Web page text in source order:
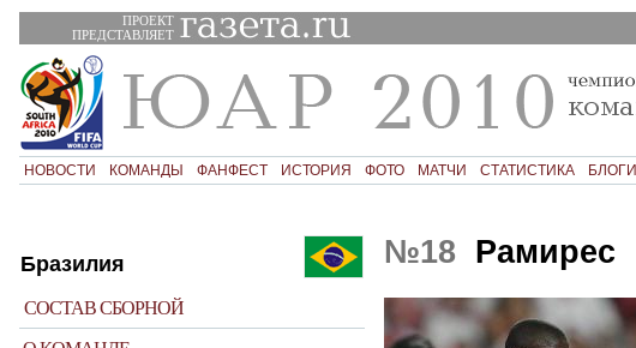
ПРОЕКТ
ПРЕДСТАВЛЯЕТ
НОВОСТИ КОМАНДЫ ФАНФЕСТ ИСТОРИЯ ФОТО МАТЧИ СТАТИСТИКА БЛОГИ
Бразилия
СОСТАВ СБОРНОЙ
№18 Рамирес